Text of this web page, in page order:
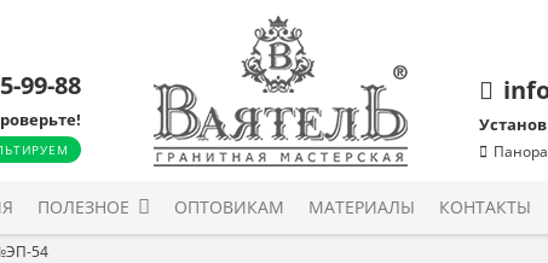
99-88
ПОЛЕЗНОЕ ОПТОВИКАМ МАТЕРИАЛЫ КОНТАКТЫ
54